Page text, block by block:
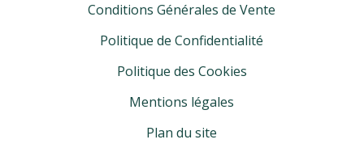
Conditions Générales de Vente
Politique de Confidentialité
Politique des Cookies
Mentions légales
Plan du site